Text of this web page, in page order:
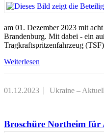
am 01. Dezember 2023 mit
Brandenburg. Mit dabei - ein
Tragkraftspritzenfahrzeug
Weiterlesen
01.12.2023 Ukraine –
Broschüre Northeim für